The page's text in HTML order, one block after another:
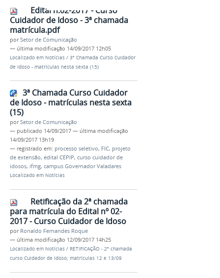
Edital n.02-2017 - Curso
Cuidador de Idoso - 3ª chamada
matrícula.pdf
porSetor de Comunicação
— última modificação 14/09/2017 12h05
Localizado em Notícias / 3ª Chamada Curso Cuidador
de Idoso - matrículas nesta sexta (15)
3ª Chamada Curso Cuidador
de Idoso - matrículas nesta sexta
(15)
porSetor de Comunicação
— publicado 14/09/2017 — última modificação
14/09/2017 13h19
— registrado em: processo seletivo, FIC, projeto
de extensão, edital CEPIP, curso cuidador de
idosos, ifmg, campus Governador Valadares
Localizado em Notícias
Retificação da 2ª chamada
para matrícula do Edital nº 02-
2017 - Curso Cuidador de Idoso
por Ronaldo Fernandes Roque
— última modificação 12/09/2017 14h25
Localizado em Notícias / RETIFICAÇÃO - 2ª chamada
curso Cuidador de Idoso; matrículas 12 e 13/09